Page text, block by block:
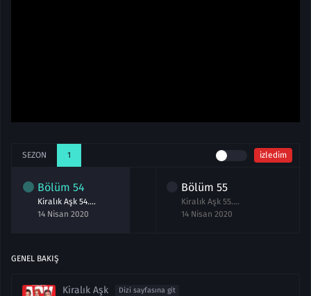
SEZON 1 izledim
Bölüm 54
Kiralık Aşk 54.Bölüm izle
14 Nisan 2020
Bölüm 55
Kiralık Aşk 55.Bölüm izle
14 Nisan 2020
GENEL BAKIŞ
Kiralık Aşk Dizi sayfasına git